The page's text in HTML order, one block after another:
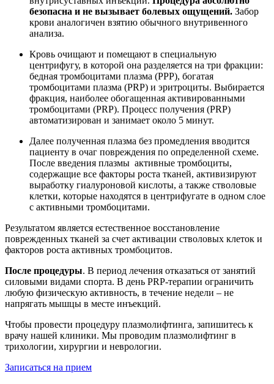
безопасна и не вызывает болевых ощущений. Забор
крови аналогичен взятию обычного внутривенного
анализа.
Кровь очищают и помещают в специальную
центрифугу, в которой она разделяется на три фракции:
бедная тромбоцитами плазма (PPP), богатая
тромбоцитами плазма (PRP) и эритроциты. Выбирается
фракция, наиболее обогащенная активированными
тромбоцитами (PRP). Процесс получения (PRP)
автоматизирован и занимает около 5 минут.
Далее полученная плазма без промедления вводится
пациенту в очаг повреждения по определенной схеме.
После введения плазмы активные тромбоциты,
содержащие все факторы роста тканей, активизируют
выработку гиалуроновой кислоты, а также стволовые
клетки, которые находятся в центрифугате в одном слое
с активными тромбоцитами.
Результатом является естественное восстановление
поврежденных тканей за счет активации стволовых клеток и
факторов роста активных тромбоцитов.
После процедуры. В период лечения отказаться от занятий
силовыми видами спорта. В день PRP-терапии ограничить
любую физическую активность, в течение недели – не
напрягать мышцы в месте инъекций.
Чтобы провести процедуру плазмолифтинга, запишитесь к
врачу нашей клиники. Мы проводим плазмолифтинг в
трихологии, хирургии и неврологии.
Записаться на прием